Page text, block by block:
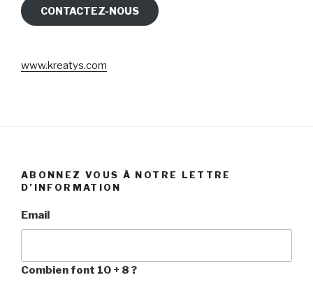
CONTACTEZ-NOUS
www.kreatys.com
ABONNEZ VOUS À NOTRE LETTRE
D’INFORMATION
Email
Combien font 10 + 8 ?